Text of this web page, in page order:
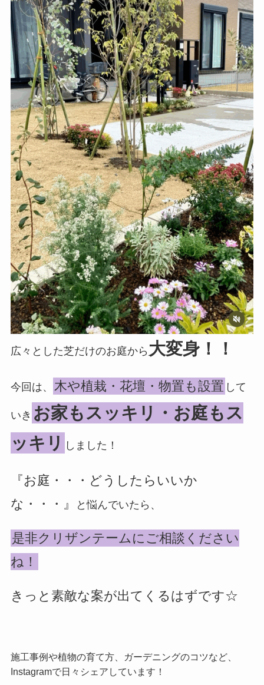
広々とした芝だけのお庭から 大変身！！
今回は、 木や植栽・花壇・物置も設置 して
いき お家もスッキリ・お庭もス
ッキリ
しました！
『お庭・・・どうしたらいいか
な・・・』
と悩んでいたら、
是非クリザンテームにご相談ください
ね！
きっと素敵な案が出てくるはずです☆
施工事例や植物の育て方、ガーデニングのコツなど、
Instagramで日々シェアしています！